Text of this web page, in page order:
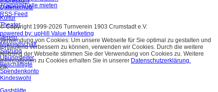
Trainingshalle mieten
Kultur
Theater
Verein
Mitgliedschaft
Satzung
Übungsleiter
Beschäftigte
Spendenkonto
Kindeswohl
Gaststätte
Datenschutz
RSS-Feed
© Copyright 1999-2026 Turnverein 1903 Crumstadt e.V.
powered by: upHill Value Marketing
Verwendung von Cookies: Um unsere Webseite für Sie optimal zu gestalten und
fortlaufend verbessern zu können, verwenden wir Cookies. Durch die weitere
Nutzung der Webseite stimmen Sie der Verwendung von Cookies zu. Weitere
Informationen zu Cookies erhalten Sie in unserer Datenschutzerklärung.
OK